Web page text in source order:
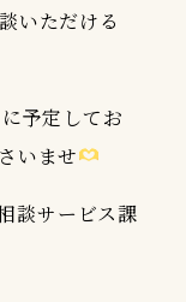
いただける
予定してお
いませ
談サービス課